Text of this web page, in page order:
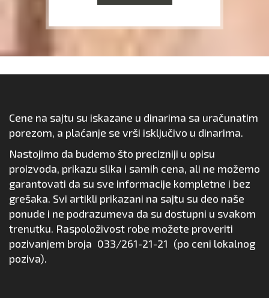
Cene na sajtu su iskazane u dinarima sa uračunatim
porezom, a plaćanje se vrši isključivo u dinarima.
Nastojimo da budemo što precizniji u opisu
proizvoda, prikazu slika i samih cena, ali ne možemo
garantovati da su sve informacije kompletne i bez
grešaka. Svi artikli prikazani na sajtu su deo naše
ponude i ne podrazumeva da su dostupni u svakom
trenutku. Raspoloživost robe možete proveriti
pozivanjem broja 033/261-21-21 (po ceni lokalnog
poziva).